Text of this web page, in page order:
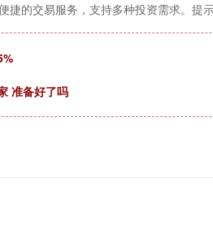
捷的交易服务，支持多种投资需求。提
准备好了吗